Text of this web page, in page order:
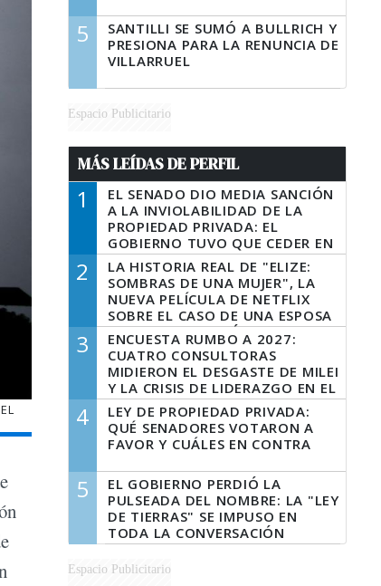
5
SANTILLI SE SUMÓ A BULLRICH Y
PRESIONA PARA LA RENUNCIA DE
VILLARRUEL
Espacio Publicitario
MÁS LEÍDAS DE PERFIL
1
EL SENADO DIO MEDIA SANCIÓN
A LA INVIOLABILIDAD DE LA
PROPIEDAD PRIVADA: EL
GOBIERNO TUVO QUE CEDER EN
LA LEY DEL MANEJO DEL FUEGO
2
LA HISTORIA REAL DE "ELIZE:
SOMBRAS DE UNA MUJER", LA
NUEVA PELÍCULA DE NETFLIX
SOBRE EL CASO DE UNA ESPOSA
QUE DESCUARTIZÓ A SU
MARIDO
3
ENCUESTA RUMBO A 2027:
CUATRO CONSULTORAS
MIDIERON EL DESGASTE DE MILEI
Y LA CRISIS DE LIDERAZGO EN EL
PERONISMO
4
LEY DE PROPIEDAD PRIVADA:
QUÉ SENADORES VOTARON A
FAVOR Y CUÁLES EN CONTRA
5
EL GOBIERNO PERDIÓ LA
PULSEADA DEL NOMBRE: LA "LEY
DE TIERRAS" SE IMPUSO EN
TODA LA CONVERSACIÓN
DIGITAL
Espacio Publicitario